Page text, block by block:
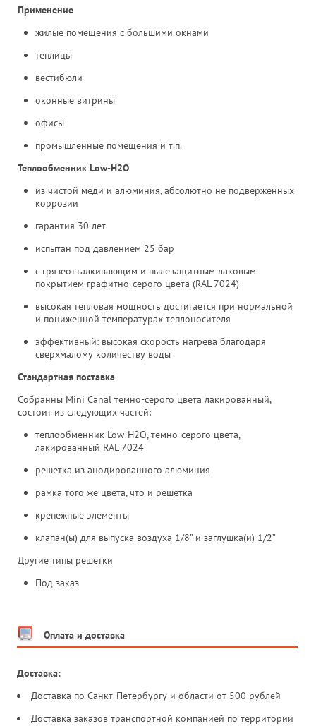
Применение
жилые помещения с большими окнами
теплицы
вестибюли
оконные витрины
офисы
промышленные помещения и т.п.
Теплообменник Low-H2O
из чистой меди и алюминия, абсолютно не подверженных
коррозии
гарантия 30 лет
испытан под давлением 25 бар
с грязеотталкивающим и пылезащитным лаковым
покрытием графитно-серого цвета (RAL 7024)
высокая тепловая мощность достигается при нормальной
и пониженной температурах теплоносителя
эффективный: высокая скорость нагрева благодаря
сверхмалому количеству воды
Стандартная поставка
Собранны Mini Canal темно-серого цвета лакированный,
состоит из следующих частей:
теплообменник Low-H2O, темно-серого цвета,
лакированный RAL 7024
решетка из анодированного алюминия
рамка того же цвета, что и решетка
крепежные элементы
клапан(ы) для выпуска воздуха 1/8” и заглушка(и) 1/2”
Другие типы решетки
Под заказ
Оплата и доставка
Доставка:
Доставка по Санкт-Петербургу и области от 500 рублей
Доставка заказов транспортной компанией по территории